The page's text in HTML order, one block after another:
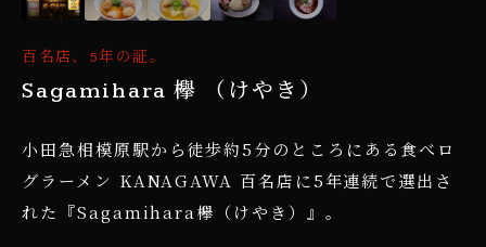
百名店、5年の証。
Sagamihara 欅 （けやき）
小田急相模原駅から徒歩約5分のところにある食べロ
グラーメン KANAGAWA 百名店に5年連続で選出さ
れた『Sagamihara欅（けやき）』。